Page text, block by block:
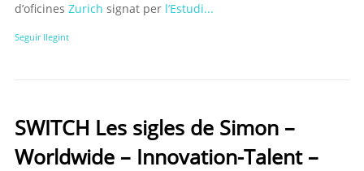
d’oficines Zurich signat per l’Estudi...
Seguir llegint
SWITCH Les sigles de Simon –
Worldwide – Innovation-Talent –